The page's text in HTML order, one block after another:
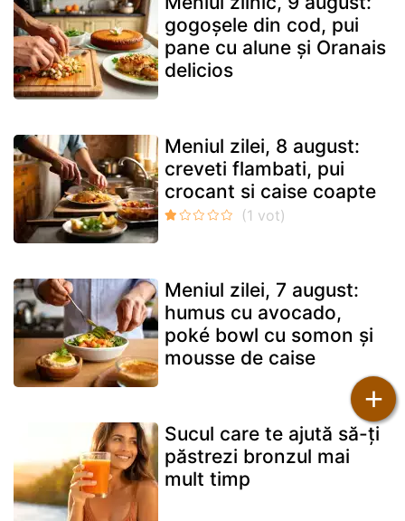
gogoșele din cod, pui
pane cu alune și Oranais
delicios
Meniul zilei, 8 august:
creveti flambati, pui
crocant si caise coapte
Meniul zilei, 7 august:
humus cu avocado,
poké bowl cu somon și
mousse de caise
Sucul care te ajută să-ți
păstrezi bronzul mai
mult timp
+